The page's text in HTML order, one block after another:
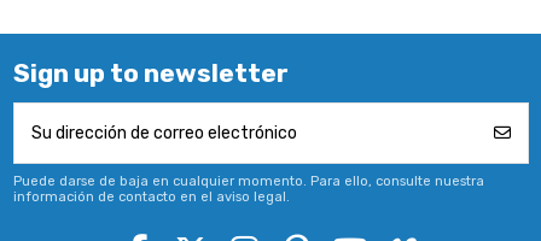
Sign up to newsletter
Puede darse de baja en cualquier momento. Para ello, consulte nuestra
información de contacto en el aviso legal.